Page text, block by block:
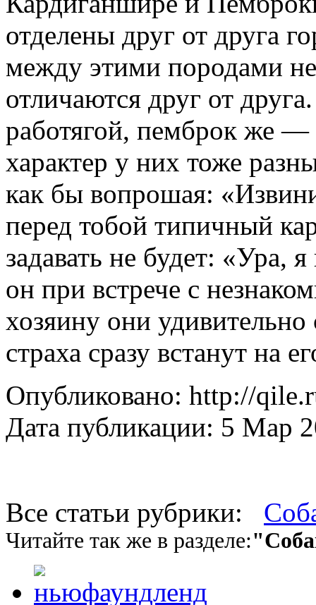
отделены друг от друга
между этими породами
отличаются друг от
работягой, пемброк же —
характер у них тоже
как бы вопрошая:
перед тобой типичный
задавать не будет: «Ура,
он при встрече с
хозяину они
страха сразу встанут на
Опубликовано: http://
Дата публикации: 5 Мар
Все статьи рубрики:
Читайте так же в разделе: